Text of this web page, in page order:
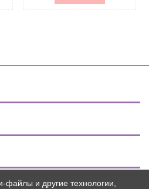
файлы и другие технологии,